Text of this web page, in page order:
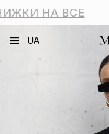
НА ВСЕ
UA